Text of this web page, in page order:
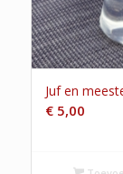
Juf en
€5,00